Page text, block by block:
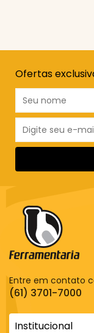
Ofertas
Entre em contato
(61) 3701-7000
Institucional